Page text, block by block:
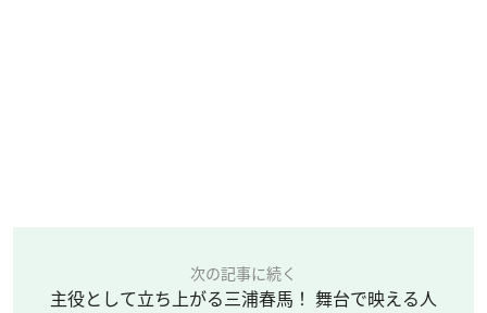
次の記事に続く
主役として立ち上がる三浦春馬！ 舞台で映える人